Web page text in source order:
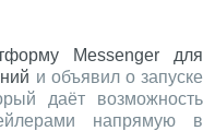
Messenger для
и объявил о запуске
даёт возможность
напрямую в